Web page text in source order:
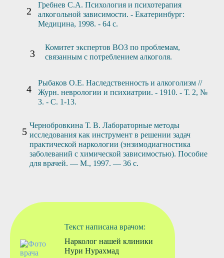
Гребнев С.А. Психология и психотерапия
алкогольной зависимости. - Екатеринбург:
Медицина, 1998. - 64 с.
Комитет экспертов ВОЗ по проблемам,
связанным с потреблением алкоголя.
Рыбаков О.Е. Наследственность и алкоголизм //
Журн. неврологии и психиатрии. - 1910. - Т. 2, №
3. - С. 1-13.
Чернобровкина Т. В. Лабораторные методы
исследования как инструмент в решении задач
практической наркологии (энзимодиагностика
заболеваний с химической зависимостью). Пособие
для врачей. — М., 1997. — 36 с.
Текст написана врачом:
Нарколог нашей клиники
Нури Нурахмад